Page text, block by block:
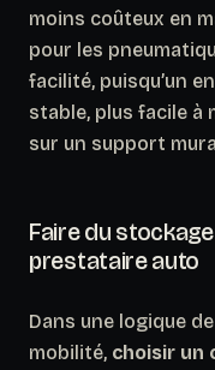
moins coûteux en
pour les
facilité, puisqu’un
stable, plus facile à
sur un support
Faire du
prestataire auto
Dans une logique
mobilité, choisir un